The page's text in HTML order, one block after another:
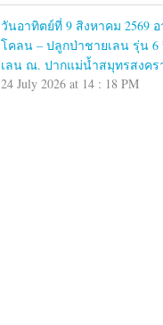
วันอาทิตย์ที่ 9 สิงหาคม 2569
โคลน – ปลูกป่าชายเลน รุ่น 6
เลน ณ. ปากแม่น้ำสมุทรสงคร
24 July 2026 at 14 : 18 PM